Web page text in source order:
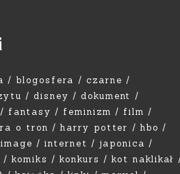
blogosfera
czarne
disney
dokument
fantasy feminizm
film
o tron harry potter
hbo
image internet
japonica
komiks konkurs
kot naklikał